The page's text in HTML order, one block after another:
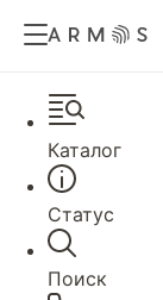
Каталог
Статус
Поиск